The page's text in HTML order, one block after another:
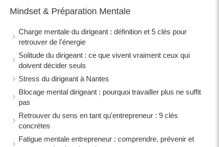
Mindset & Préparation Mentale
Charge mentale du dirigeant : définition et 5 clés pour
retrouver de l'énergie
Solitude du dirigeant : ce que vivent vraiment ceux qui
doivent décider seuls
Stress du dirigeant à Nantes
Blocage mental dirigeant : pourquoi travailler plus ne suffit
pas
Retrouver du sens en tant qu'entrepreneur : 9 clés
concrètes
Fatigue mentale entrepreneur : comprendre, prévenir et